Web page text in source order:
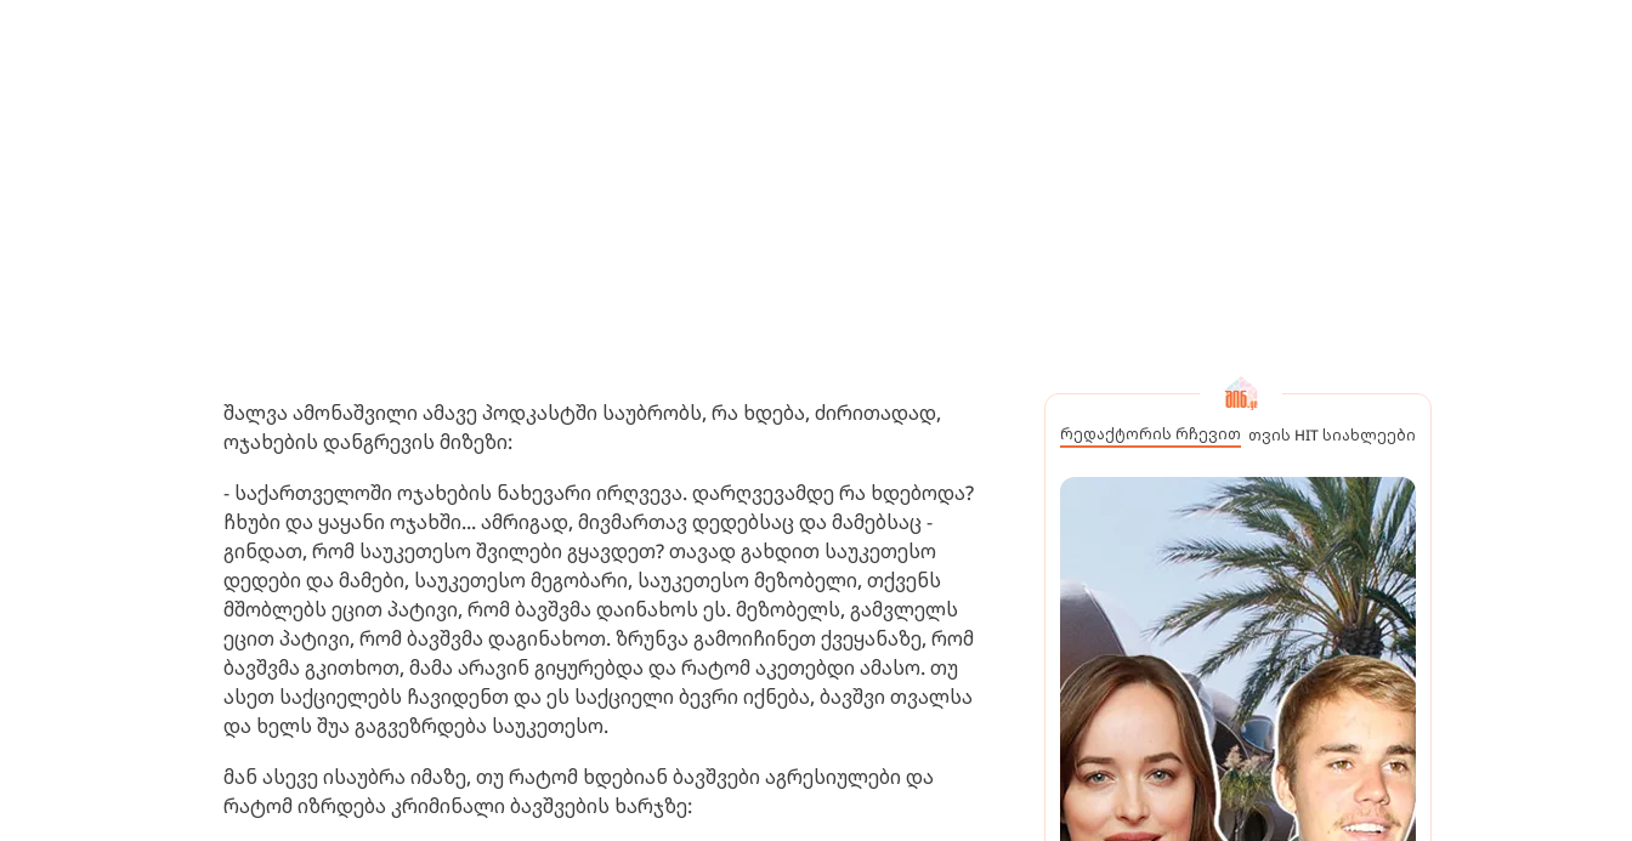
შალვა ამონაშვილი ამავე პოდკასტში საუბრობს, რა ხდება, ძირითადად,
ოჯახების დანგრევის მიზეზი:
- საქართველოში ოჯახების ნახევარი ირღვევა. დარღვევამდე რა ხდებოდა?
ჩხუბი და ყაყანი ოჯახში... ამრიგად, მივმართავ დედებსაც და მამებსაც -
გინდათ, რომ საუკეთესო შვილები გყავდეთ? თავად გახდით საუკეთესო
დედები და მამები, საუკეთესო მეგობარი, საუკეთესო მეზობელი, თქვენს
მშობლებს ეცით პატივი, რომ ბავშვმა დაინახოს ეს. მეზობელს, გამვლელს
ეცით პატივი, რომ ბავშვმა დაგინახოთ. ზრუნვა გამოიჩინეთ ქვეყანაზე, რომ
ბავშვმა გკითხოთ, მამა არავინ გიყურებდა და რატომ აკეთებდი ამასო. თუ
ასეთ საქციელებს ჩავიდენთ და ეს საქციელი ბევრი იქნება, ბავშვი თვალსა
და ხელს შუა გაგვეზრდება საუკეთესო.
მან ასევე ისაუბრა იმაზე, თუ რატომ ხდებიან ბავშვები აგრესიულები და
რატომ იზრდება კრიმინალი ბავშვების ხარჯზე:
რედაქტორის რჩევით თვის HIT სიახლეები